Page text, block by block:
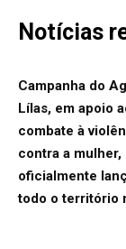
Notícias
Campanha do
Lílas, em apoio
combate à
contra a mulher,
oficialmente
todo o território